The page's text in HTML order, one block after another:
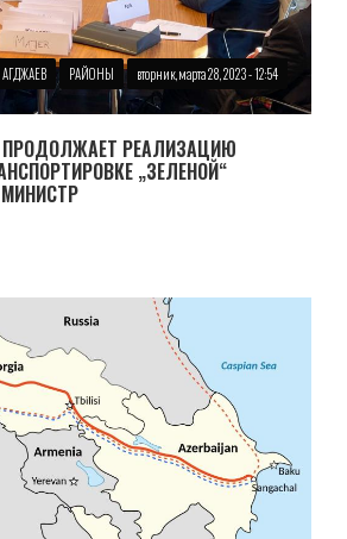
РАЙОНЫ вторник, марта 28, 2023 - 12:54
РЕАЛИЗАЦИЮ
„ЗЕЛЕНОЙ“